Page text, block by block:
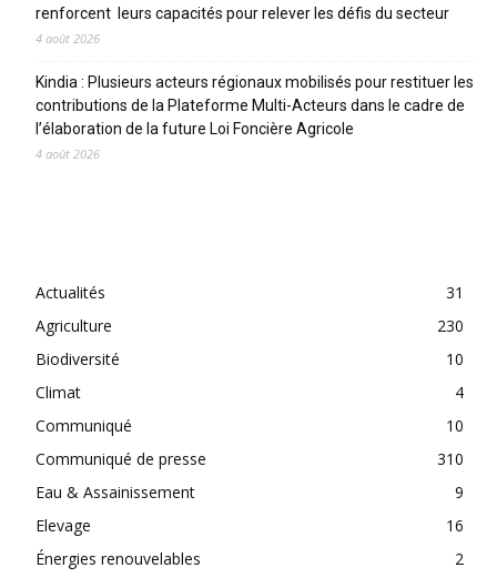
renforcent leurs capacités pour relever les défis du secteur
4 août 2026
Kindia : Plusieurs acteurs régionaux mobilisés pour restituer les
contributions de la Plateforme Multi-Acteurs dans le cadre de
l’élaboration de la future Loi Foncière Agricole
4 août 2026
Actualités
31
Agriculture
230
Biodiversité
10
Climat
4
Communiqué
10
Communiqué de presse
310
Eau & Assainissement
9
Elevage
16
Énergies renouvelables
2